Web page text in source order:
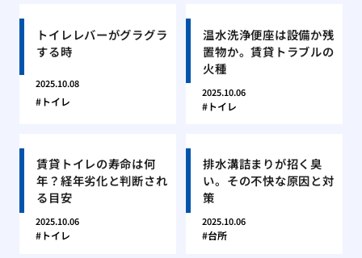
トイレレバーがグラグラ
する時
2025.10.08
トイレ
温水洗浄便座は設備か残
置物か。賃貸トラブルの
火種
2025.10.06
トイレ
賃貸トイレの寿命は何
年？経年劣化と判断され
る目安
2025.10.06
トイレ
排水溝詰まりが招く臭
い。その不快な原因と対
策
2025.10.06
台所